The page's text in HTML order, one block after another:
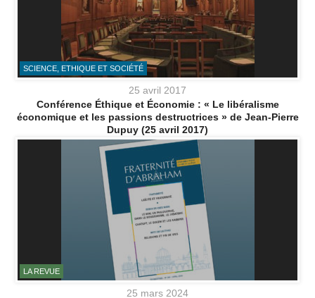
SCIENCE, ETHIQUE ET SOCIÉTÉ
25 avril 2017
Conférence Éthique et Économie : « Le libéralisme
économique et les passions destructrices » de Jean-Pierre
Dupuy (25 avril 2017)
LA REVUE
25 mars 2024